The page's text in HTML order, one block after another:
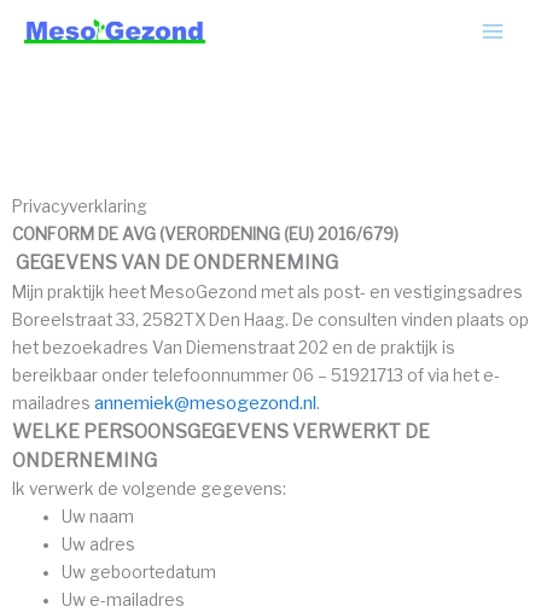
naar
Privacyverklaring
CONFORM DE AVG (VERORDENING (EU) 2016/679)
GEGEVENS VAN DE ONDERNEMING
Mijn praktijk heet MesoGezond met als post- en vestigingsadres
Boreelstraat 33, 2582TX Den Haag. De consulten vinden plaats op
het bezoekadres Van Diemenstraat 202 en de praktijk is
bereikbaar onder telefoonnummer 06 – 51921713 of via het e-
mailadres annemiek@mesogezond.nl .
WELKE PERSOONSGEGEVENS VERWERKT DE
ONDERNEMING
Ik verwerk de volgende gegevens:
Uw naam
Uw adres
Uw geboortedatum
Uw e-mailadres